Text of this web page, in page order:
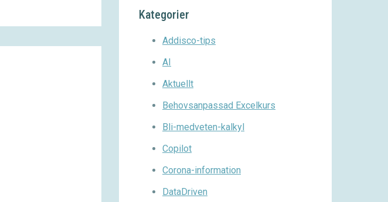
Kategorier
Addisco-tips
AI
Aktuellt
Behovsanpassad Excelkurs
Bli-medveten-kalkyl
Copilot
Corona-information
DataDriven